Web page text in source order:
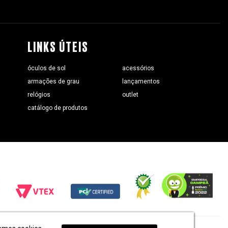
LINKS ÚTEIS
óculos de sol
acessórios
armações de grau
lançamentos
relógios
outlet
catálogo de produtos